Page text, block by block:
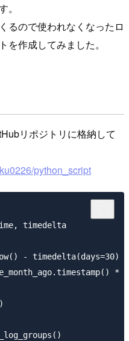
るので使われなくなったロ
を作成してみました。
リポジトリに格納して
python_script
timedelta
- timedelta(days=30)
*